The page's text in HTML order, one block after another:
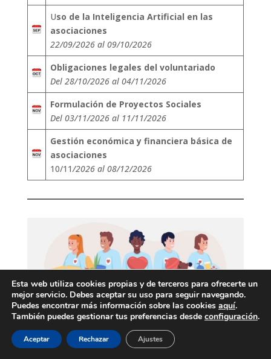
Uso de la Inteligencia Artificial en las
asociaciones
22/09/2026 al 09/10/2026
Obligaciones legales del voluntariado
Del 28/10/2026 al 04/11/2026
Formulación de Proyectos Sociales
Del 03/11/2026 al 11/11/2026
Gestión económica y financiera básica de
asociaciones
10/11/2026 al 08/12/2026
Esta web utiliza cookies propias y de terceros para ofrecerte un
mejor servicio. Debes aceptar su uso para seguir navegando.
Puedes encontrar más información sobre las cookies aquí.
También puedes gestionar tus preferencias desde configuración.
Aceptar Rechazar Ajustes